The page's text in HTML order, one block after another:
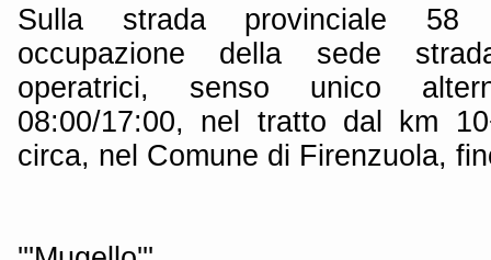
Sulla strada provinciale 58
occupazione della sede
operatrici, senso unico
08:00/17:00, nel tratto dal km
circa, nel Comune di Firenzuola,